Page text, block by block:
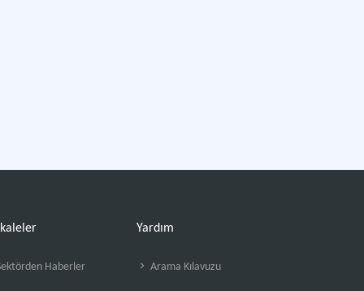
Haberler
Yardım
Arama Kılavuzu